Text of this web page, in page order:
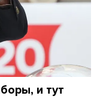
и тут